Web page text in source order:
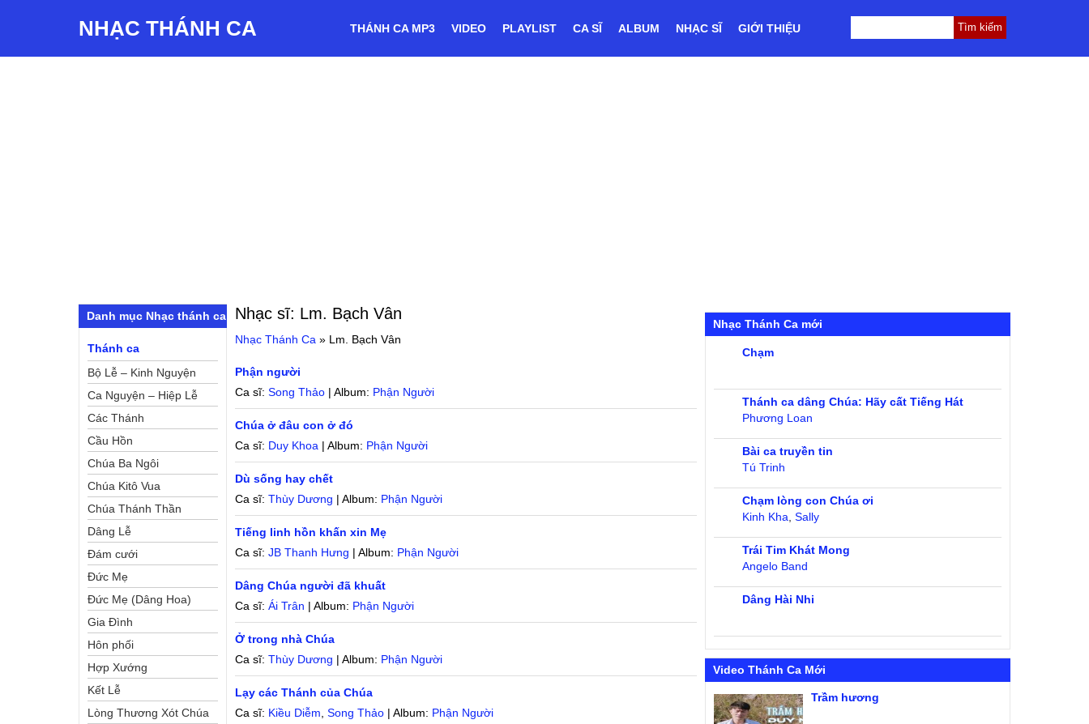
NHẠC THÁNH CA THÁNH CA MP3 VIDEO PLAYLIST CA SĨ ALBUM NHẠC SĨ GIỚI THIỆU
Nhạc sĩ: Lm. Bạch Vân
Nhạc Thánh Ca » Lm. Bạch Vân
Phận người
Ca sĩ:Song Thảo | Album: Phận Người
Chúa ở đâu con ở đó
Ca sĩ: Duy Khoa | Album: Phận Người
Dù sống hay chết
Ca sĩ:Thùy Dương | Album: Phận Người
Tiếng linh hồn khấn xin Mẹ
Ca sĩ:JB Thanh Hưng | Album: Phận Người
Dâng Chúa người đã khuất
Ca sĩ:Ái Trân | Album: Phận Người
Ở trong nhà Chúa
Ca sĩ:Thùy Dương | Album: Phận Người
Lạy các Thánh của Chúa
Ca sĩ: Kiều Diễm ,Song Thảo | Album: Phận Người
Danh mục Nhạc thánh ca
Thánh ca
Bộ Lễ – Kinh Nguyện
Ca Nguyện – Hiệp Lễ
Các Thánh
Cầu Hồn
Chúa Ba Ngôi
Chúa Kitô Vua
Chúa Thánh Thần
Dâng Lễ
Đám cưới
Đức Mẹ
Đức Mẹ (Dâng Hoa)
Gia Đình
Hôn phối
Hợp Xướng
Kết Lễ
Lòng Thương Xót Chúa
Nhạc Thánh Ca mới
Chạm
Thánh ca dâng Chúa: Hãy cất Tiếng Hát
Phương Loan
Bài ca truyền tin
Tú Trinh
Chạm lòng con Chúa ơi
Kinh Kha ,Sally
Trái Tim Khát Mong
Angelo Band
Dâng Hài Nhi
Video Thánh Ca Mới
Trầm hương